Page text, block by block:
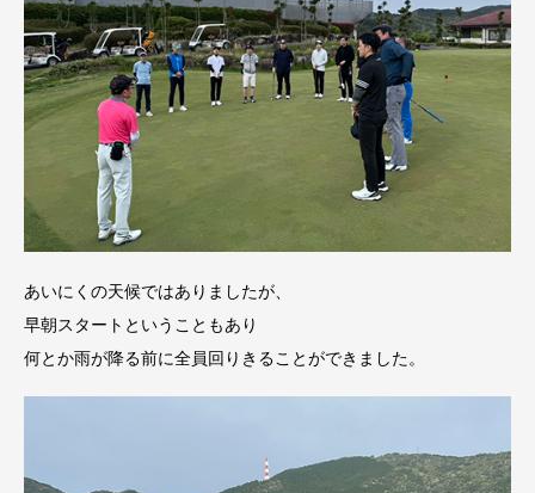
あいにくの天候ではありましたが、
早朝スタートということもあり
何とか雨が降る前に全員回りきることができました。